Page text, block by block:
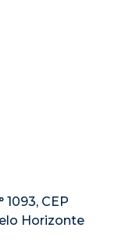
1093, CEP
Horizonte